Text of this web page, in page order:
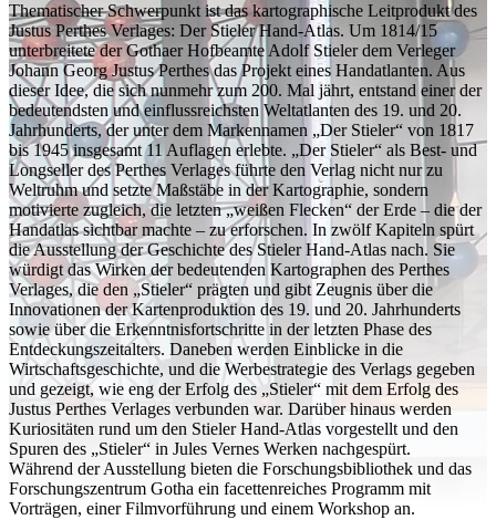
Thematischer Schwerpunkt ist das kartographische Leitprodukt des
Justus Perthes Verlages: Der Stieler Hand-Atlas. Um 1814/15
unterbreitete der Gothaer Hofbeamte Adolf Stieler dem Verleger
Johann Georg Justus Perthes das Projekt eines Handatlanten. Aus
dieser Idee, die sich nunmehr zum 200. Mal jährt, entstand einer der
bedeutendsten und einflussreichsten Weltatlanten des 19. und 20.
Jahrhunderts, der unter dem Markennamen „Der Stieler“ von 1817
bis 1945 insgesamt 11 Auflagen erlebte. „Der Stieler“ als Best- und
Longseller des Perthes Verlages führte den Verlag nicht nur zu
Weltruhm und setzte Maßstäbe in der Kartographie, sondern
motivierte zugleich, die letzten „weißen Flecken“ der Erde – die der
Handatlas sichtbar machte – zu erforschen. In zwölf Kapiteln spürt
die Ausstellung der Geschichte des Stieler Hand-Atlas nach. Sie
würdigt das Wirken der bedeutenden Kartographen des Perthes
Verlages, die den „Stieler“ prägten und gibt Zeugnis über die
Innovationen der Kartenproduktion des 19. und 20. Jahrhunderts
sowie über die Erkenntnisfortschritte in der letzten Phase des
Entdeckungszeitalters. Daneben werden Einblicke in die
Wirtschaftsgeschichte, und die Werbestrategie des Verlags gegeben
und gezeigt, wie eng der Erfolg des „Stieler“ mit dem Erfolg des
Justus Perthes Verlages verbunden war. Darüber hinaus werden
Kuriositäten rund um den Stieler Hand-Atlas vorgestellt und den
Spuren des „Stieler“ in Jules Vernes Werken nachgespürt.
Während der Ausstellung bieten die Forschungsbibliothek und das
Forschungszentrum Gotha ein facettenreiches Programm mit
Vorträgen, einer Filmvorführung und einem Workshop an.